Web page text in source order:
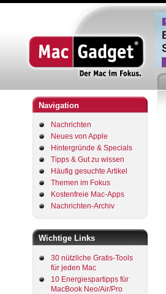
Navigation
Nachrichten
Neues von Apple
Hintergründe & Specials
Tipps & Gut zu wissen
Häufig gesuchte Artikel
Themen im Fokus
Kostenfreie Mac-Apps
Nachrichten-Archiv
Wichtige Links
30 nützliche Gratis-Tools
für jeden Mac
10 Energiespartipps für
MacBook Neo/Air/Pro